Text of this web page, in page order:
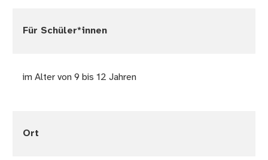
Für Schüler*innen
im Alter von 9 bis 12 Jahren
Ort